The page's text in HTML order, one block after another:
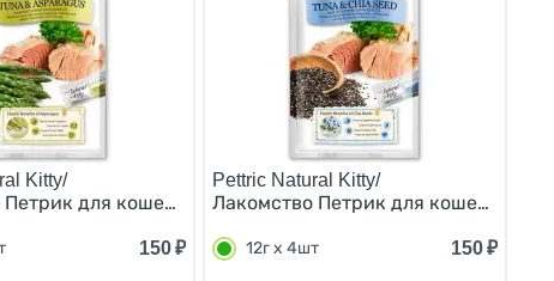
(цена за упаковку) 12г х 4шт
Курица и тыква (цена за упаковку) 12г х 4шт
Kitty/
для кошек Крем-суп для кошек Тунец и спаржа
150 ₽
Pettric Natural Kitty/
Лакомство Петрик для кошек Крем-
12г х 4шт 150₽